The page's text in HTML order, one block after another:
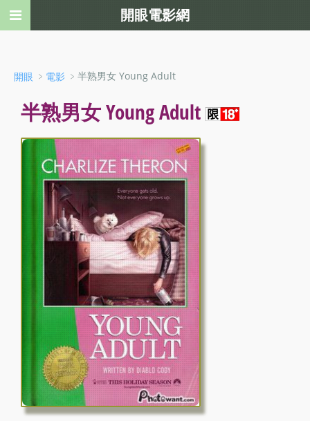
開眼 ﹥ 電影 ﹥半熟男女 Young Adult
半熟男女 Young Adult
開眼電影網